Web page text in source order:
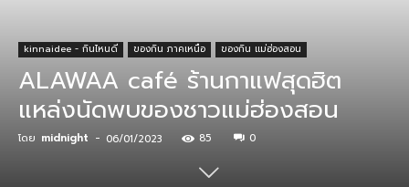
kinnaidee - กินไหนดี ของกิน ภาคเหนือ ของกิน แม่ฮ่องสอน
ALAWAA café ร้านกาแฟสุดฮิต
แหล่งนัดพบของชาวแม่ฮ่องสอน
โดย midnight - 06/01/2023 85 0